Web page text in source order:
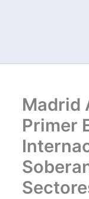
Madrid
Primer